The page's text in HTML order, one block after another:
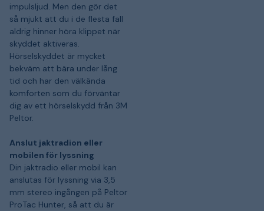
impulsljud. Men den gör det
så mjukt att du i de flesta fall
aldrig hinner höra klippet när
skyddet aktiveras.
Hörselskyddet är mycket
bekväm att bära under lång
tid och har den välkända
komforten som du förväntar
dig av ett hörselskydd från 3M
Peltor.
Anslut jaktradion eller
mobilen för lyssning
Din jaktradio eller mobil kan
anslutas för lyssning via 3,5
mm stereo ingången på Peltor
ProTac Hunter, så att du är